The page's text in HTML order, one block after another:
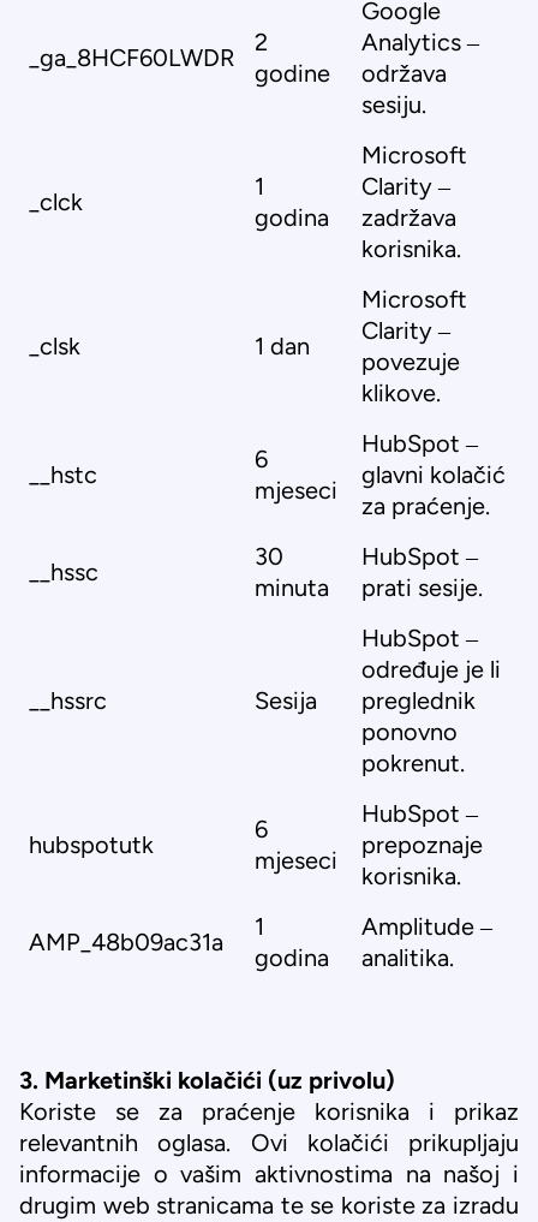
_ga_8HCF60LWDR
2
godine
Google
Analytics –
održava
sesiju.
_clck
1
godina
Microsoft
Clarity –
zadržava
korisnika.
_clsk 1 dan
Microsoft
Clarity –
povezuje
klikove.
__hstc
6
mjeseci
HubSpot –
glavni kolačić
za praćenje.
__hssc
30
minuta
HubSpot –
prati sesije.
__hssrc Sesija
HubSpot –
određuje je li
preglednik
ponovno
pokrenut.
hubspotutk
6
mjeseci
HubSpot –
prepoznaje
korisnika.
AMP_48b09ac31a
1
godina
Amplitude –
analitika.
3. Marketinški kolačići (uz privolu)
Koriste se za praćenje korisnika i prikaz
relevantnih oglasa. Ovi kolačići prikupljaju
informacije o vašim aktivnostima na našoj i
drugim web stranicama te se koriste za izradu